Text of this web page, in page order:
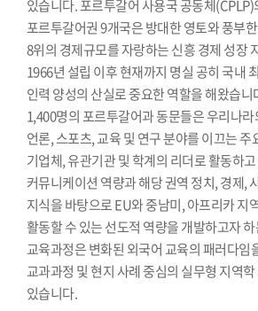
있습니다. 포르투갈어 사용국 공동체
포르투갈어권 9개국은 방대한 영토와 풍부
8위의 경제규모를 자랑하는 신흥 경제 성장
1966년 설립 이후 현재까지 명실 공히 국내
인력 양성의 산실로 중요한 역할을 해왔습
1,400명의 포르투갈어과 동문들은 우리나
언론, 스포츠, 교육 및 연구 분야를 이끄는
기업체, 유관기관 및 학계의 리더로 활동하
커뮤니케이션 역량과 해당 권역 정치, 경제,
지식을 바탕으로 EU와 중남미, 아프리카 지
활동할 수 있는 선도적 역량을 개발하고자
교육과정은 변화된 외국어 교육의 패러다임
교과과정 및 현지 사례 중심의 실무형 지역
있습니다.